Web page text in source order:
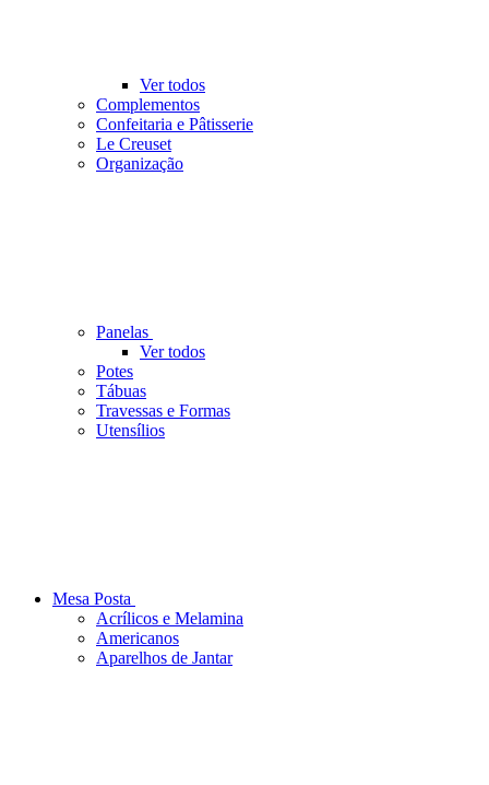
Ver todos
Complementos
Confeitaria e Pâtisserie
Le Creuset
Organização
Panelas
Ver todos
Potes
Tábuas
Travessas e Formas
Utensílios
Mesa Posta
Acrílicos e Melamina
Americanos
Aparelhos de Jantar